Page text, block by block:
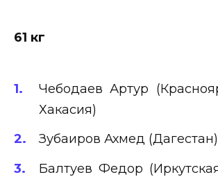
61 кг
Чебодаев Артур
Хакасия)
Зубаиров Ахмед (Дагестан)
Балтуев Федор